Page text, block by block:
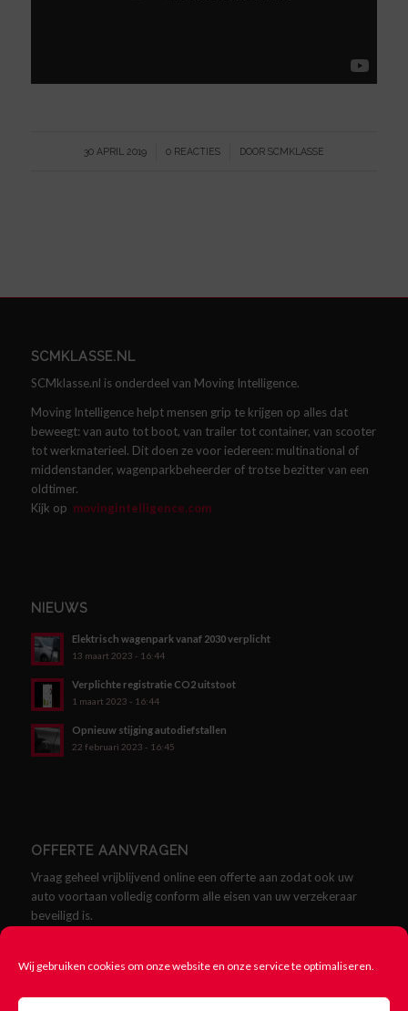
Wij gebruiken cookies om onze website en onze service te optimaliseren.
30 APRIL 2019
/ 0 REACTIES
/ DOOR SCMKLASSE
SCMKLASSE.NL
SCMklasse.nl is onderdeel van Moving Intelligence.
Moving Intelligence helpt mensen grip te krijgen op alles dat
beweegt: van auto tot boot, van trailer tot container, van scooter
tot werkmaterieel. Dit doen ze voor iedereen: multinational of
middenstander, wagenparkbeheerder of trotse bezitter van een
oldtimer.
Kijk op movingintelligence.com
NIEUWS
Elektrisch wagenpark vanaf 2030 verplicht
13 maart 2023 - 16:44
Verplichte registratie CO2 uitstoot
1 maart 2023 - 16:44
Opnieuw stijging autodiefstallen
22 februari 2023 - 16:45
OFFERTE AANVRAGEN
Vraag geheel vrijblijvend online een offerte aan zodat ook uw
auto voortaan volledig conform alle eisen van uw verzekeraar
beveiligd is.